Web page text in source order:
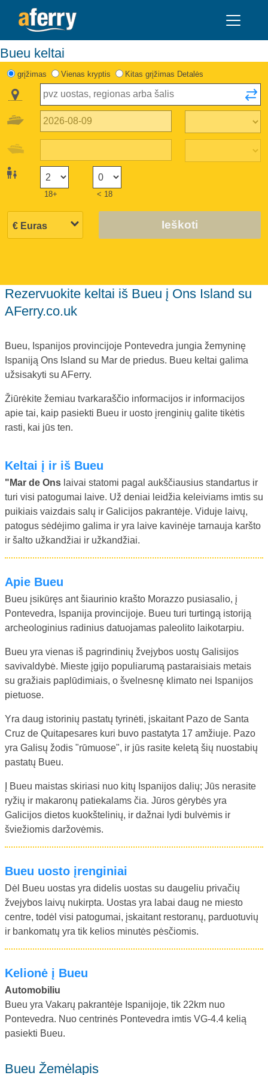
Bueu keltai
grįžimas Vienas kryptis Kitas grįžimas Detalės
18+ < 18
Ieškoti
Rezervuokite keltai iš Bueu į Ons Island su
AFerry.co.uk
Bueu, Ispanijos provincijoje Pontevedra jungia žemyninę
Ispaniją Ons Island su Mar de priedus. Bueu keltai galima
užsisakyti su AFerry.
Žiūrėkite žemiau tvarkaraščio informacijos ir informacijos
apie tai, kaip pasiekti Bueu ir uosto įrenginių galite tikėtis
rasti, kai jūs ten.
Keltai į ir iš Bueu
"Mar de Ons laivai statomi pagal aukščiausius standartus ir
turi visi patogumai laive. Už deniai leidžia keleiviams imtis su
puikiais vaizdais salų ir Galicijos pakrantėje. Viduje laivų,
patogus sėdėjimo galima ir yra laive kavinėje tarnauja karšto
ir šalto užkandžiai ir užkandžiai.
Apie Bueu
Bueu įsikūręs ant šiaurinio krašto Morazzo pusiasalio, į
Pontevedra, Ispanija provincijoje. Bueu turi turtingą istoriją
archeologinius radinius datuojamas paleolito laikotarpiu.
Bueu yra vienas iš pagrindinių žvejybos uostų Galisijos
savivaldybė. Mieste įgijo populiarumą pastaraisiais metais
su gražiais paplūdimiais, o švelnesnę klimato nei Ispanijos
pietuose.
Yra daug istorinių pastatų tyrinėti, įskaitant Pazo de Santa
Cruz de Quitapesares kuri buvo pastatyta 17 amžiuje. Pazo
yra Galisų žodis "rūmuose", ir jūs rasite keletą šių nuostabių
pastatų Bueu.
Į Bueu maistas skiriasi nuo kitų Ispanijos dalių; Jūs nerasite
ryžių ir makaronų patiekalams čia. Jūros gėrybės yra
Galicijos dietos kuokštelinių, ir dažnai lydi bulvėmis ir
šviežiomis daržovėmis.
Bueu uosto įrenginiai
Dėl Bueu uostas yra didelis uostas su daugeliu privačių
žvejybos laivų nukirpta. Uostas yra labai daug ne miesto
centre, todėl visi patogumai, įskaitant restoranų, parduotuvių
ir bankomatų yra tik kelios minutės pėsčiomis.
Kelionė į Bueu
Automobiliu
Bueu yra Vakarų pakrantėje Ispanijoje, tik 22km nuo
Pontevedra. Nuo centrinės Pontevedra imtis VG-4.4 kelią
pasiekti Bueu.
Bueu Žemėlapis